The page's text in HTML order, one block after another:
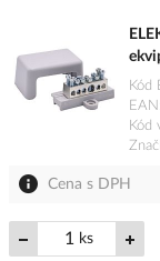
Kód
EAN
Kód
Cena s DPH
ks